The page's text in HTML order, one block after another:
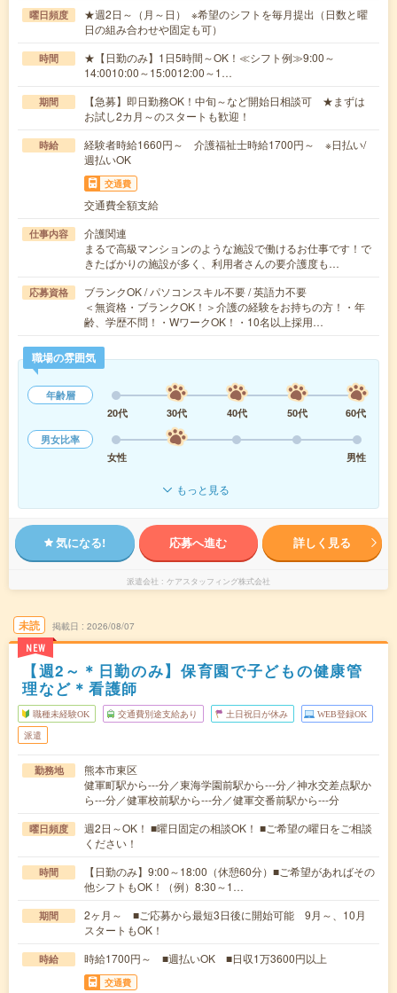
曜日頻度
★週2日～（月～日） ※希望のシフトを毎月提出（日数と曜
日の組み合わせや固定も可）
時間
★【日勤のみ】1日5時間～OK！≪シフト例≫9:00～
14:0010:00～15:0012:00～1…
期間
【急募】即日勤務OK！中旬～など開始日相談可 ★まずは
お試し2カ月～のスタートも歓迎！
時給
経験者時給1660円～ 介護福祉士時給1700円～ ※日払い/
週払いOK
交通費
交通費全額支給
仕事内容
介護関連
まるで高級マンションのような施設で働けるお仕事です！で
きたばかりの施設が多く、利用者さんの要介護度も…
応募資格
ブランクOK / パソコンスキル不要 / 英語力不要
＜無資格・ブランクOK！＞介護の経験をお持ちの方！・年
齢、学歴不問！・WワークOK！・10名以上採用…
職場の雰囲気
年齢層
20代
30代 40代 50代
60代
男女比率
女性
男性
もっと見る
気になる! 応募へ進む 詳しく見る
派遣会社 ケアスタッフィング株式会社
未読
NEW
掲載日 2026/08/07
【週2～＊日勤のみ】保育園で子どもの健康管
理など＊看護師
職種未経験OK 交通費別途支給あり 土日祝日が休み WEB登録OK
派遣
勤務地
熊本市東区
健軍町駅から---分／東海学園前駅から---分／神水交差点駅か
ら---分／健軍校前駅から---分／健軍交番前駅から---分
曜日頻度
週2日～OK！ ■曜日固定の相談OK！ ■ご希望の曜日をご相談
ください！
時間
【日勤のみ】9:00～18:00（休憩60分）■ご希望があればその
他シフトもOK！（例）8:30～1…
期間
2ヶ月～ ■ご応募から最短3日後に開始可能 9月～、10月
スタートもOK！
時給 時給1700円～ ■週払いOK ■日収1万3600円以上
交通費